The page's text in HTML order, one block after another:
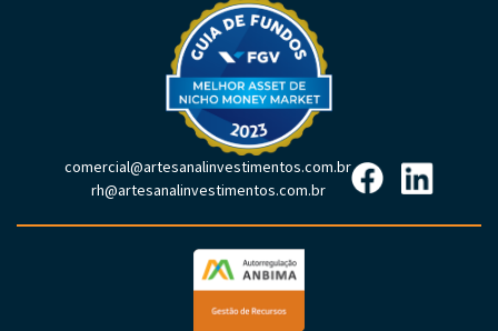
comercial@artesanalinvestimentos.com.br
rh@artesanalinvestimentos.com.br